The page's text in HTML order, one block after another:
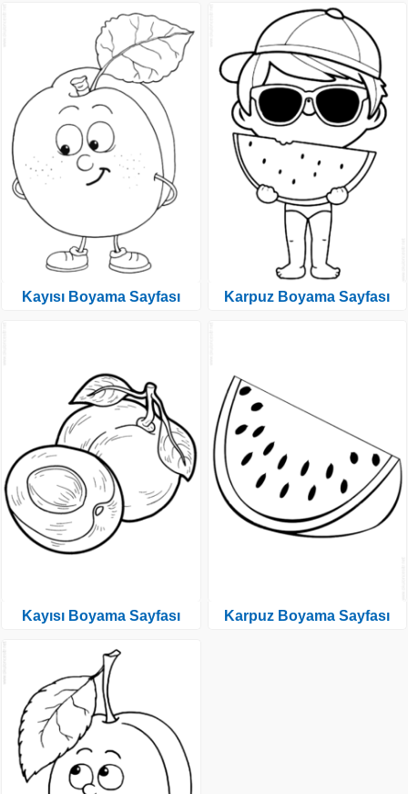
Kayısı Boyama Sayfası
Kayısı Boyama Sayfası
Karpuz Boyama Sayfası
Karpuz Boyama Sayfası